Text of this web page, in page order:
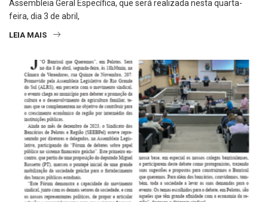
Assembleia Geral Específica, que será realizada nesta quarta-
feira, dia 3 de abril,
LEIA MAIS